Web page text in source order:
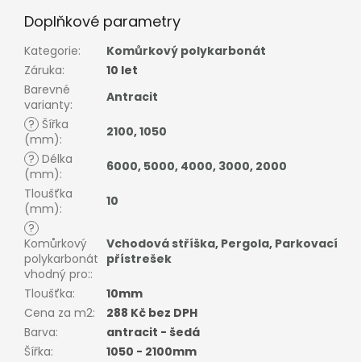
Doplňkové parametry
Kategorie:
Komůrkový polykarbonát
Záruka:
10 let
Barevné
varianty:
Antracit
? Šířka
(mm): 2100,1050
? Délka
(mm): 6000, 5000, 4000, 3000, 2000
Tloušťka
(mm):
10
?
Komůrkový
polykarbonát
vhodný pro::
Vchodová stříška, Pergola, Parkovací
přístrešek
Tloušťka:
10mm
Cena za m2:
288 Kč bez DPH
Barva:
antracit - šedá
Šířka:
1050 - 2100mm